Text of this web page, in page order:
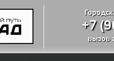
+7
вызов